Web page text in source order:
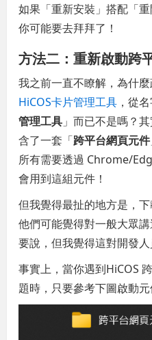
如果「重新安裝」搭配「
你可能要去拜拜了！
方法二：重新啟動跨
我之前一直不瞭解，為什
HiCOS卡片管理工具 ，從
管理工具 」而已不是嗎？
含了一套「跨平台網頁元件
所有需要透過 Chrome/
會用到這組元件！
但我覺得最扯的地方是，
他們可能覺得對一般大眾
要說，但我覺得這對開發人
事實上，當你遇到HiCOS
題時，只要參考下圖啟動元